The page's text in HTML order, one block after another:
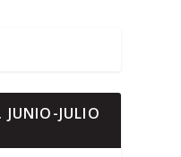
JULIO